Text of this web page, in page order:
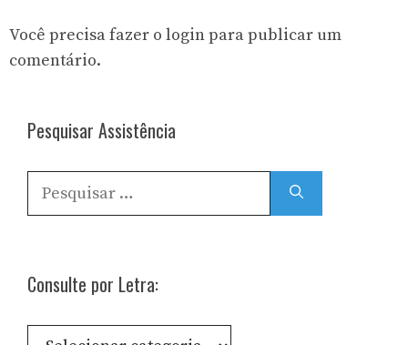
Você precisa fazer o loginpara publicar um
comentário.
Pesquisar Assistência
por:
Consulte por Letra:
Consulte